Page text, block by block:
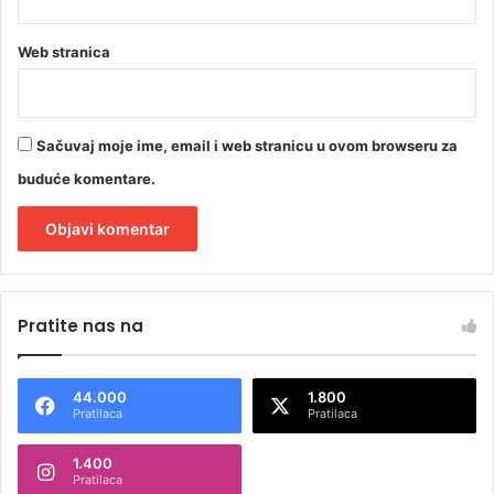
Web stranica
Sačuvaj moje ime, email i web stranicu u ovom browseru za
buduće komentare.
t
n
Pratite nas na
44.000
Pratilaca
1.800
Pratilaca
1.400
Pratilaca